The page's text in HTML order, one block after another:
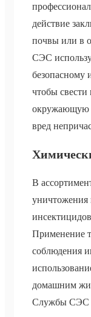
действие
почвы или в
СЭС
безопасному
чтобы
окружающую
вред
В
уничтожения
Применение
соблюдения
домашним
Службы СЭС